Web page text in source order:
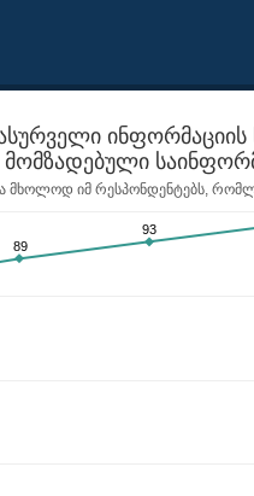
მხოლოდ იმ რესპონდენტებს,
89
93
საინფორმაციო